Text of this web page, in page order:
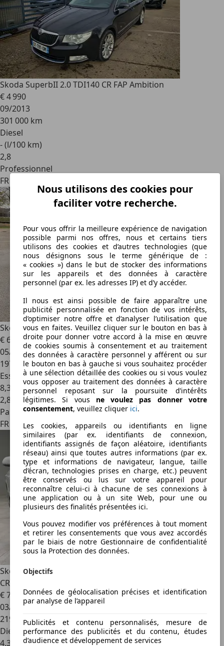
Skoda SuperbII 2.0 TDI140 CR FAP Ambition
€ 4 990
09/2013
301 000 km
Diesel
- (l/100 km)
2,8
Professionnel
FR 68190
Skoda SuperbSuperb 1.8 TFSI 160 4x4 Praha
€ 6 490
05/2009
197 000 km
Essence
8,3 l/100 km (mixte)
2,8
Particulier
FR 01000
Skoda Superb
CRUiSE CLiM+
€ 7 900
03/2014
219 117 km
Diesel
4,3 l/100 km (mixte)
Nous utilisons des cookies pour
faciliter votre recherche.
Pour vous offrir la meilleure expérience de navigation
possible parmi nos offres, nous et certains tiers
utilisons des cookies et d’autres technologies (que
nous désignons sous le terme générique de :
« cookies ») dans le but de stocker des informations
sur les appareils et des données à caractère
personnel (par ex. les adresses IP) et d’y accéder.
Il nous est ainsi possible de faire apparaître une
publicité personnalisée en fonction de vos intérêts,
d’optimiser notre offre et d’analyser l’utilisation que
vous en faites. Veuillez cliquer sur le bouton en bas à
droite pour donner votre accord à la mise en œuvre
de cookies soumis à consentement et au traitement
des données à caractère personnel y afférent ou sur
le bouton en bas à gauche si vous souhaitez procéder
à une sélection détaillée des cookies ou si vous voulez
vous opposer au traitement des données à caractère
personnel reposant sur la poursuite d’intérêts
légitimes. Si vous ne voulez pas donner votre
consentement, veuillez cliquer ici.
Les cookies, appareils ou identifiants en ligne
similaires (par ex. identifiants de connexion,
identifiants assignés de façon aléatoire, identifiants
réseau) ainsi que toutes autres informations (par ex.
type et informations de navigateur, langue, taille
d’écran, technologies prises en charge, etc.) peuvent
être conservés ou lus sur votre appareil pour
reconnaître celui-ci à chacune de ses connexions à
une application ou à un site Web, pour une ou
plusieurs des finalités présentées ici.
Vous pouvez modifier vos préférences à tout moment
et retirer les consentements que vous avez accordés
par le biais de notre Gestionnaire de confidentialité
sous la Protection des données.
Objectifs
Données de géolocalisation précises et identification
par analyse de l’appareil
Publicités et contenu personnalisés, mesure de
performance des publicités et du contenu, études
d’audience et développement de services